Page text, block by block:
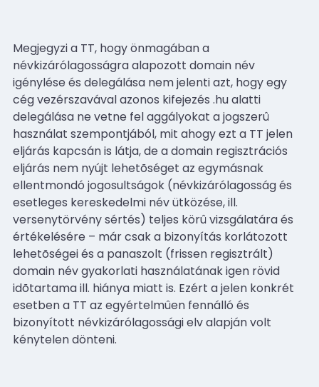
Megjegyzi a TT, hogy önmagában a
névkizárólagosságra alapozott domain név
igénylése és delegálása nem jelenti azt, hogy egy
cég vezérszavával azonos kifejezés .hu alatti
delegálása ne vetne fel aggályokat a jogszerû
használat szempontjából, mit ahogy ezt a TT jelen
eljárás kapcsán is látja, de a domain regisztrációs
eljárás nem nyújt lehetõséget az egymásnak
ellentmondó jogosultságok (névkizárólagosság és
esetleges kereskedelmi név ütközése, ill.
versenytörvény sértés) teljes körû vizsgálatára és
értékelésére – már csak a bizonyítás korlátozott
lehetõségei és a panaszolt (frissen regisztrált)
domain név gyakorlati használatának igen rövid
idõtartama ill. hiánya miatt is. Ezért a jelen konkrét
esetben a TT az egyértelmûen fennálló és
bizonyított névkizárólagossági elv alapján volt
kénytelen dönteni.